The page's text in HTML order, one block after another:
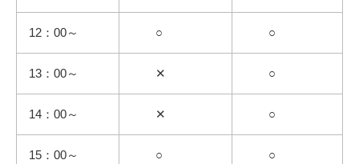
12：00～ ○ ○
13：00～ ✕ ○
14：00～ ✕ ○
15：00～ ○ ○